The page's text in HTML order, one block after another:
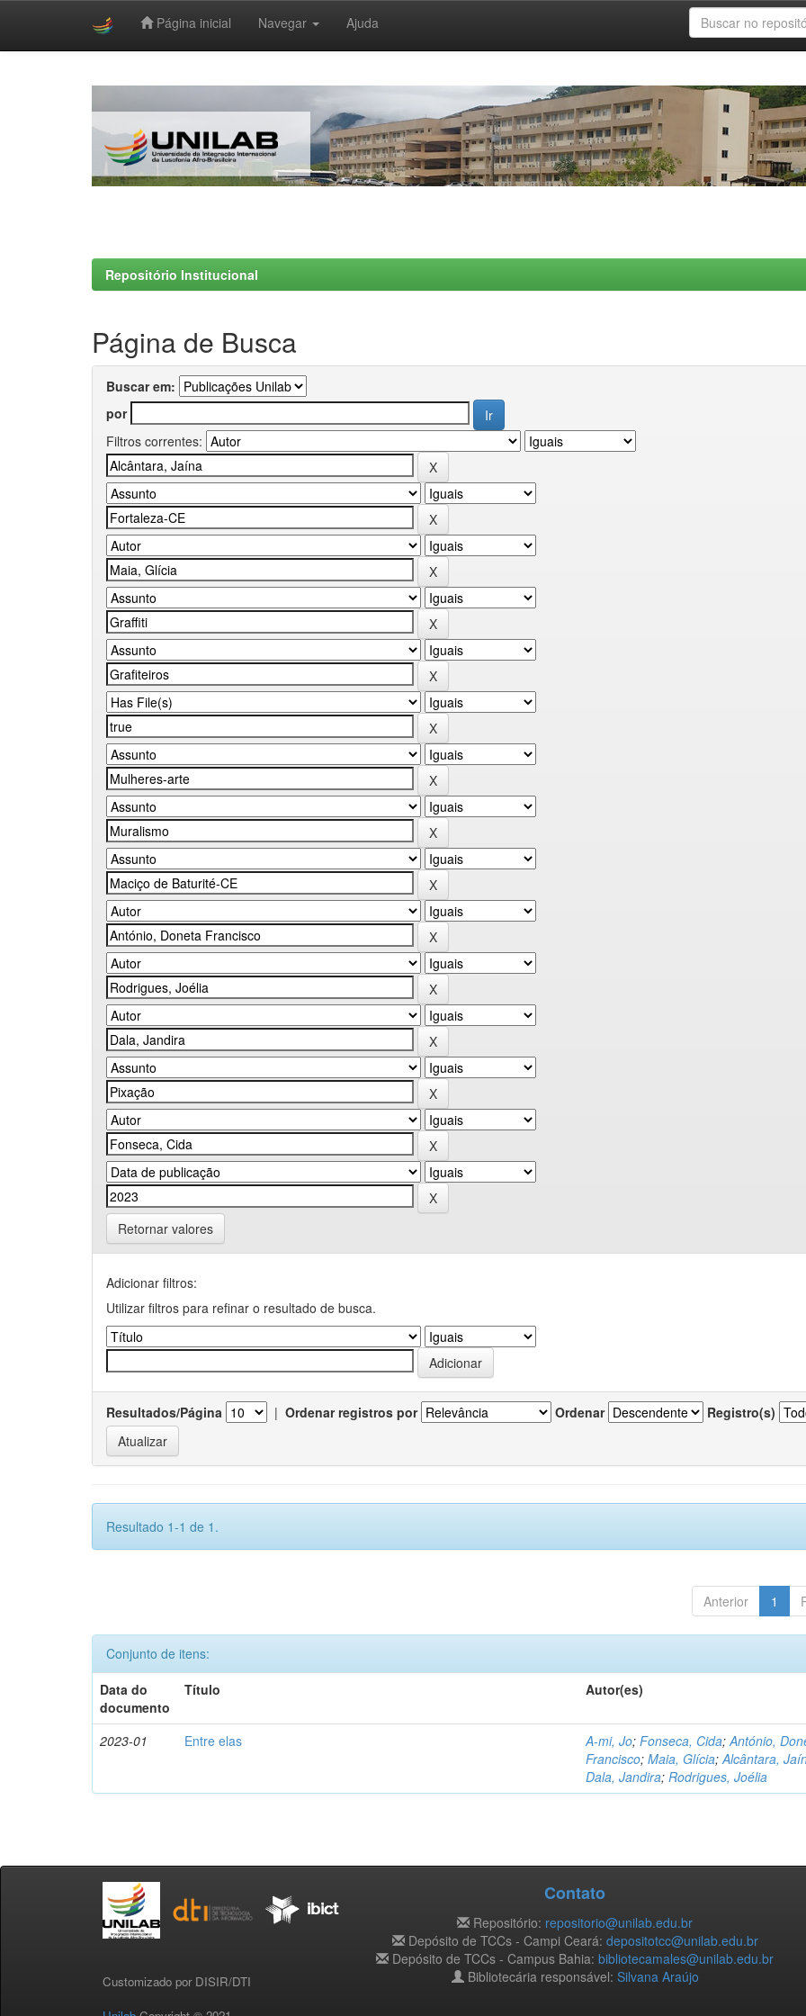
Página inicial Navegar Ajuda
Repositório Institucional
Página de Busca
Buscar em:
por
Filtros correntes:
Retornar valores
Adicionar filtros:
Utilizar filtros para refinar o resultado de busca.
Resultados/Página | Ordenar registros por Ordenar Registro(s)
Resultado 1-1 de 1.
Anterior 1
Conjunto de itens:
Data do
documento
Título Autor(es)
2023-01 Entre elas A-mi, Jo;Fonseca, Cida;António,
Francisco;Maia, Glícia;Alcântara,
Dala, Jandira;Rodrigues, Joélia
Customizado por DISIR/DTI
Contato
Repositório: repositorio@unilab.edu.br
Depósito de TCCs - Campi Ceará: depositotcc@unilab.edu.br
Depósito de TCCs - Campus Bahia: bibliotecamales@unilab.edu.br
Bibliotecária responsável: Silvana Araújo